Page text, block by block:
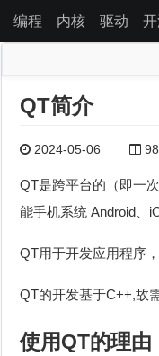
编程 内核 驱动
QT简介
2024-05-06 98
QT是跨平台的（即一
能手机系统 Android、
QT用于开发应用程序
QT的开发基于C++,故
使用QT的理由